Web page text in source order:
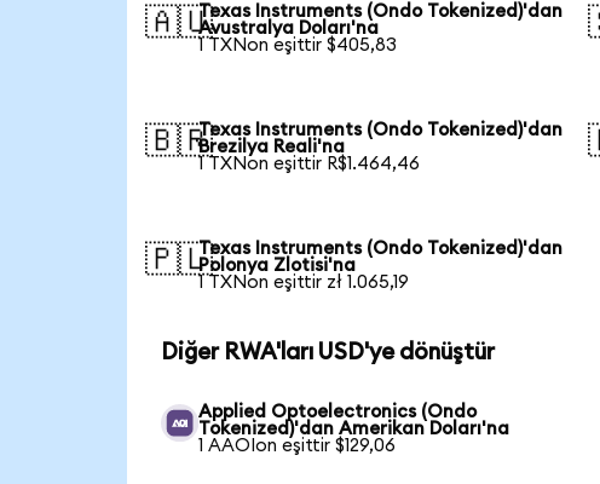
🇦🇺Texas Instruments (Ondo Tokenized)'dan
Avustralya Doları'na
1 TXNon eşittir $405,83
🇧🇷Texas Instruments (Ondo Tokenized)'dan
Brezilya Reali'na
1 TXNon eşittir R$1.464,46
🇵🇱Texas Instruments (Ondo Tokenized)'dan
Polonya Zlotisi'na
1 TXNon eşittir zł 1.065,19
Diğer RWA'ları USD'ye dönüştür
Applied Optoelectronics (Ondo
Tokenized)'dan Amerikan Doları'na
1 AAOIon eşittir $129,06